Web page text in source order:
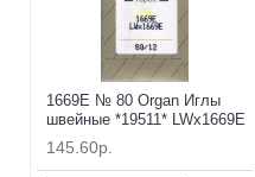
1669E № 80 Organ Иглы
швейные *19511* LWx1669E
145.60р.